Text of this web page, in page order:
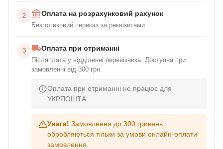
2 Оплата на розрахунковий рахунок
Безготівковий переказ за реквізитами.
3 Оплата при отриманні
Післяплата у відділенні перевізника. Доступна при
замовленні від 300 грн.
Оплата при отриманні не працює для
УКРПОШТА.
Увага! Замовлення до 300 гривень
обробляються тільки за умови онлайн-оплати
замовлення.